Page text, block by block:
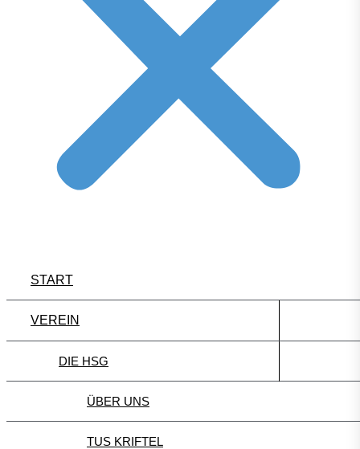
START
VEREIN
DIE HSG
ÜBER UNS
TUS KRIFTEL